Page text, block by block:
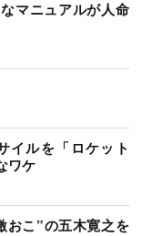
マニュアルが人命
イルを「ロケット
ワケ
おこ”の五木寛之を